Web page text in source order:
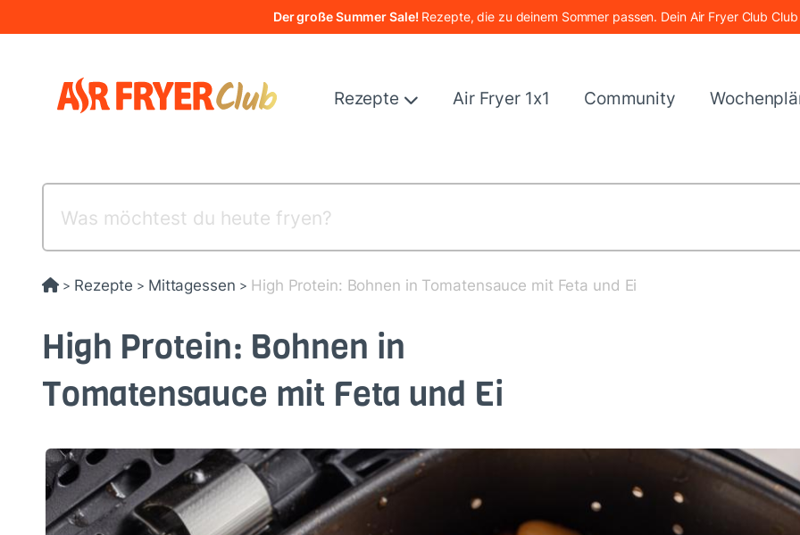
zum
Der große Summer Sale!Rezepte, die zu deinem Sommer passen. Dein Air Fryer Club
Rezepte Air Fryer 1x1 Community
> Rezepte > Mittagessen > High Protein: Bohnen in Tomatensauce mit Feta und Ei
High Protein: Bohnen in
Tomatensauce mit Feta und Ei